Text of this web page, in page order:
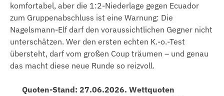
komfortabel, aber die 1:2-Niederlage gegen Ecuador
zum Gruppenabschluss ist eine Warnung: Die
Nagelsmann-Elf darf den voraussichtlichen Gegner nicht
unterschätzen. Wer den ersten echten K.-o.-Test
übersteht, darf vom großen Coup träumen – und genau
das macht diese neue Runde so reizvoll.
Quoten-Stand: 27.06.2026. Wettquoten